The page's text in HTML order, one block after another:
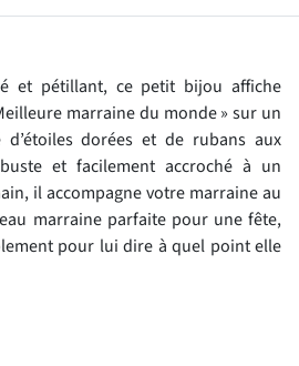
et pétillant, ce petit bijou affiche
marraine du monde » sur un
dorées et de rubans aux
et facilement accroché à un
il accompagne votre marraine au
marraine parfaite pour une fête,
pour lui dire à quel point elle